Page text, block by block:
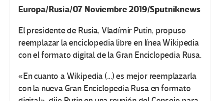
Europa/Rusia/07 Noviembre 2019/Sputniknews
El presidente de Rusia, Vladímir Putin, propuso
reemplazar la enciclopedia libre en línea Wikipedia
con el formato digital de la Gran Enciclopedia Rusa.
«En cuanto a Wikipedia (…) es mejor reemplazarla
con la nueva Gran Enciclopedia Rusa en formato